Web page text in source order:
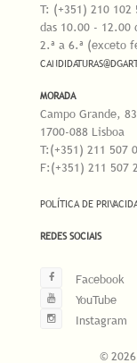
T: (+351) 210 102
das 10.00 - 12.00
2.ª a 6.ª (exceto
MORADA
Campo Grande,
1700-088 Lisboa
T:(+351) 211 507
F:(+351) 211 507
POLÍTICA DE
REDES SOCIAIS
Facebook
YouTube
Instagram
© 2026